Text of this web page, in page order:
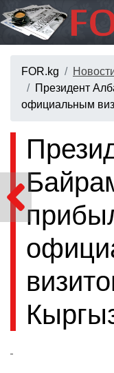
FOR.kg
Президент
официальным